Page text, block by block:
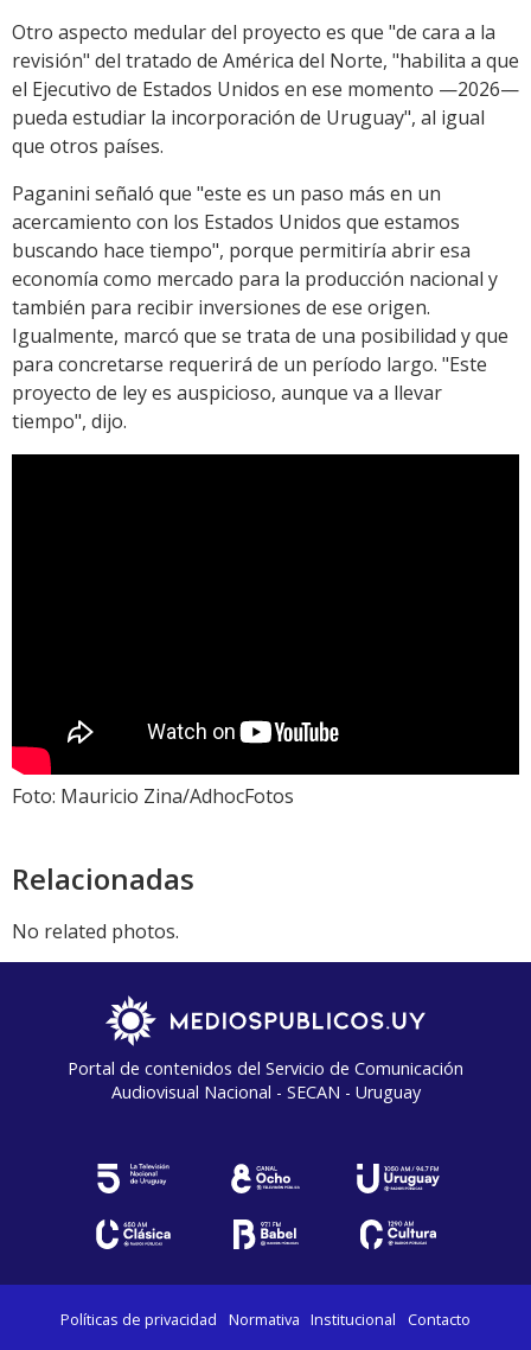
Otro aspecto medular del proyecto es que "de cara a la
revisión" del tratado de América del Norte, "habilita a que
el Ejecutivo de Estados Unidos en ese momento —2026—
pueda estudiar la incorporación de Uruguay", al igual
que otros países.
Paganini señaló que "este es un paso más en un
acercamiento con los Estados Unidos que estamos
buscando hace tiempo", porque permitiría abrir esa
economía como mercado para la producción nacional y
también para recibir inversiones de ese origen.
Igualmente, marcó que se trata de una posibilidad y que
para concretarse requerirá de un período largo. "Este
proyecto de ley es auspicioso, aunque va a llevar
tiempo", dijo.
Foto: Mauricio Zina/AdhocFotos
Relacionadas
No related photos.
Portal de contenidos del Servicio de Comunicación
Audiovisual Nacional - SECAN - Uruguay
Políticas de privacidad Normativa Institucional Contacto